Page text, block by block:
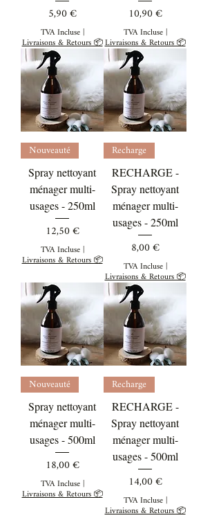
Prix
5,90 €
TVA Incluse|
Livraisons & Retours 📦
Prix
10,90 €
TVA Incluse|
Livraisons & Retours 📦
Nouveauté
Spray nettoyant
ménager multi-
usages - 250ml
Prix
12,50 €
TVA Incluse|
Livraisons & Retours 📦
Recharge
RECHARGE -
Spray nettoyant
ménager multi-
usages - 250ml
Prix
8,00 €
TVA Incluse|
Livraisons & Retours 📦
Nouveauté
Spray nettoyant
ménager multi-
usages - 500ml
Prix
18,00 €
TVA Incluse|
Livraisons & Retours 📦
Recharge
RECHARGE -
Spray nettoyant
ménager multi-
usages - 500ml
Prix
14,00 €
TVA Incluse|
Livraisons & Retours 📦